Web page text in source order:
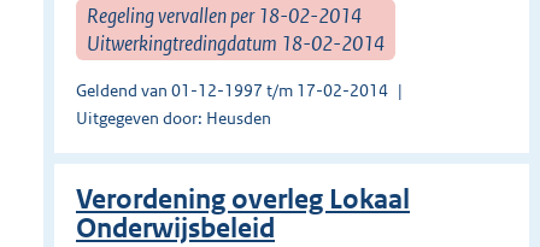
Regeling vervallen per 18-02-2014
Uitwerkingtredingdatum 18-02-2014
Geldend van 01-12-1997 t/m 17-02-2014
Uitgegeven door: Heusden
Verordening overleg Lokaal
Onderwijsbeleid